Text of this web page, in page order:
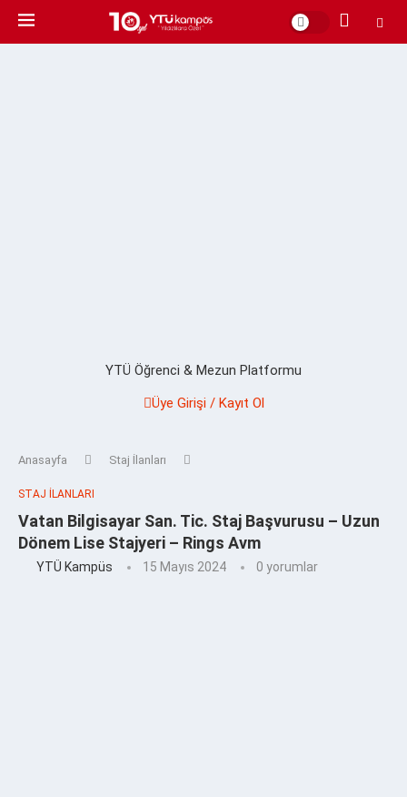
YTÜ Öğrenci & Mezun Platformu
Üye Girişi / Kayıt Ol
Anasayfa Staj İlanları
STAJ İLANLARI
Vatan Bilgisayar San. Tic. Staj Başvurusu – Uzun
Dönem Lise Stajyeri – Rings Avm
YTÜ Kampüs 15 Mayıs 2024 0 yorumlar